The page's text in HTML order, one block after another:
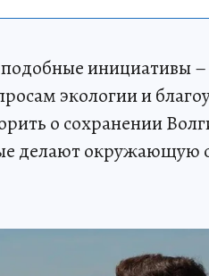
инициативы –
экологии и
о сохранении
делают окружающую